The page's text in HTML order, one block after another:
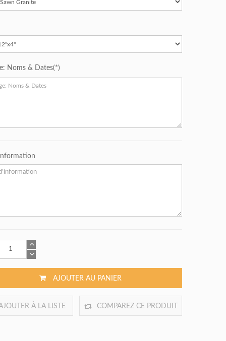
Noms & Dates
AJOUTER AU PANIER
À LA LISTE COMPAREZ CE PRODUIT